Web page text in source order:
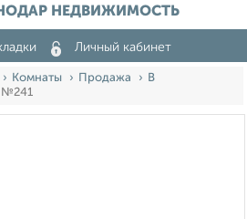
НЕДВИЖИМОСТЬ
Личный кабинет
Комнаты Продажа
В
№241